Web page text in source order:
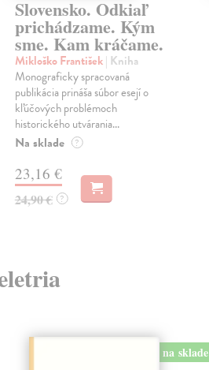
Slovensko. Odkiaľ
prichádzame. Kým
sme. Kam kráčame.
Mikloško František| Kniha
Monograficky spracovaná
publikácia prináša súbor esejí o
kľúčových problémoch
historického utvárania...
Na sklade ?
23,16 €
24,90 € ?
na sklade